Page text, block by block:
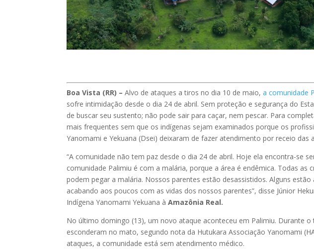
Boa Vista (RR) –Alvo de ataques a tiros no dia 10 de maio,a comunidade
sofre intimidação desde o dia 24 de abril. Sem proteção e segurança do
de buscar seu sustento; não pode sair para caçar, nem pescar. Para
mais frequentes sem que os indígenas sejam examinados porque os
Yanomami e Yekuana (Dsei) deixaram de fazer atendimento por receio das
“A comunidade não tem paz desde o dia 24 de abril. Hoje ela encontra-se
comunidade Palimiu é com a malária, porque a área é endêmica. Todas as
podem pegar a malária. Nossos parentes estão desassistidos. Alguns
acabando aos poucos com as vidas dos nossos parentes”, disse Júnior
Indígena Yanomami Yekuana àAmazônia Real.
No último domingo (13), um novo ataque aconteceu em Palimiu. Durante
esconderam no mato, segundo nota da Hutukara Associação Yanomami
ataques, a comunidade está sem atendimento médico.